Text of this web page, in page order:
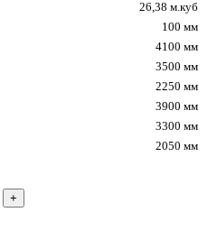
26,38 м.куб
100 мм
4100 мм
3500 мм
2250 мм
3900 мм
3300 мм
2050 мм
+